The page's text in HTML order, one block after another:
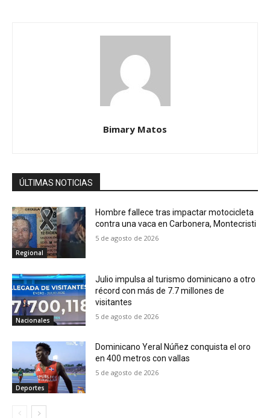
Bimary Matos
ÚLTIMAS NOTICIAS
Regional
Hombre fallece tras impactar motocicleta
contra una vaca en Carbonera, Montecristi
5 de agosto de 2026
Nacionales
Julio impulsa al turismo dominicano a otro
récord con más de 7.7 millones de
visitantes
5 de agosto de 2026
Deportes
Dominicano Yeral Núñez conquista el oro
en 400 metros con vallas
5 de agosto de 2026